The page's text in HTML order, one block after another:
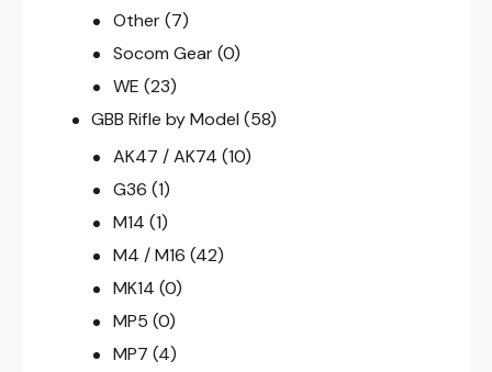
Other (7)
Socom Gear (0)
WE (23)
GBB Rifle by Model (58)
AK47 / AK74 (10)
G36 (1)
M14 (1)
M4 / M16 (42)
MK14 (0)
MP5 (0)
MP7 (4)